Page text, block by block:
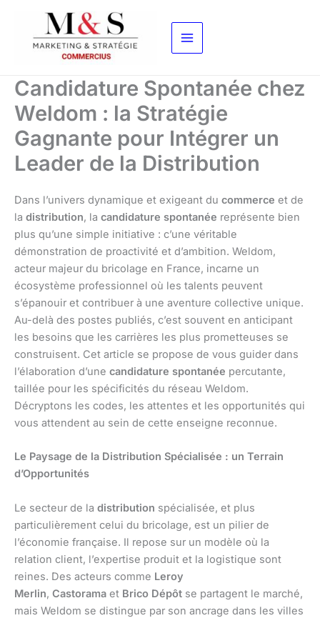
contenu
Candidature Spontanée chez
Weldom : la Stratégie
Gagnante pour Intégrer un
Leader de la Distribution
Dans l’univers dynamique et exigeant du commerce et de
la distribution, la candidature spontanée représente bien
plus qu’une simple initiative : c’une véritable
démonstration de proactivité et d’ambition. Weldom,
acteur majeur du bricolage en France, incarne un
écosystème professionnel où les talents peuvent
s’épanouir et contribuer à une aventure collective unique.
Au-delà des postes publiés, c’est souvent en anticipant
les besoins que les carrières les plus prometteuses se
construisent. Cet article se propose de vous guider dans
l’élaboration d’une candidature spontanée percutante,
taillée pour les spécificités du réseau Weldom.
Décryptons les codes, les attentes et les opportunités qui
vous attendent au sein de cette enseigne reconnue.
Le Paysage de la Distribution Spécialisée : un Terrain
d’Opportunités
Le secteur de la distribution spécialisée, et plus
particulièrement celui du bricolage, est un pilier de
l’économie française. Il repose sur un modèle où la
relation client, l’expertise produit et la logistique sont
reines. Des acteurs comme Leroy
Merlin, Castorama et Brico Dépôt se partagent le marché,
mais Weldom se distingue par son ancrage dans les villes